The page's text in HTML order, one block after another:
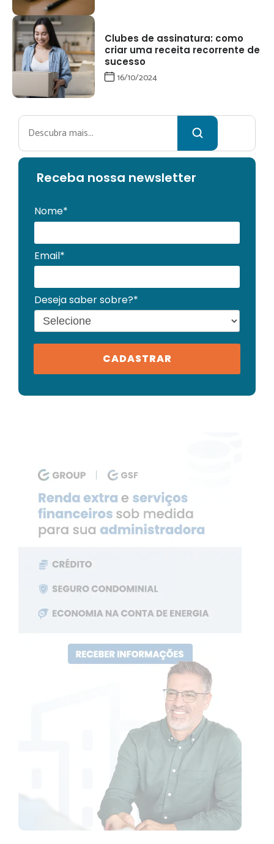
Clubes de assinatura: como
criar uma receita recorrente de
sucesso
16/10/2024
Pesquisar
Receba nossa newsletter
Nome*
Email*
Deseja saber sobre?*
CADASTRAR